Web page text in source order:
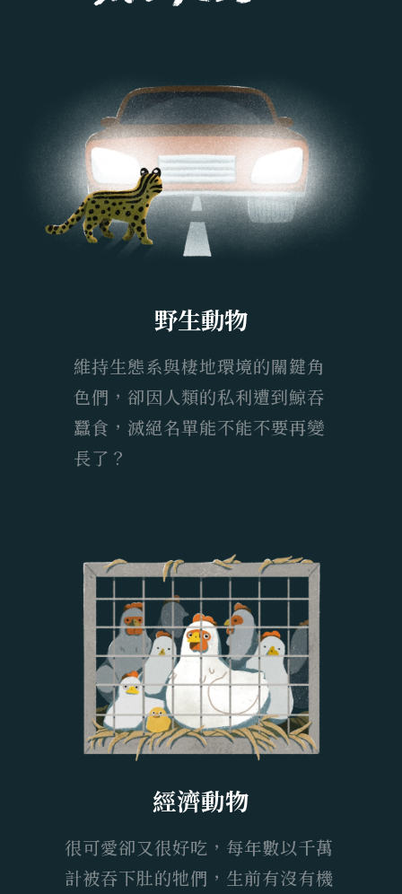
野生動物
維持生態系與棲地環境的關鍵角
色們，卻因人類的私利遭到鯨吞
蠶食，滅絕名單能不能不要再變
長了？
經濟動物
很可愛卻又很好吃，每年數以千萬
計被吞下肚的牠們，生前有沒有機